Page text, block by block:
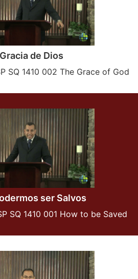
de Dios
SQ 1410 002 The Grace of God
ser Salvos
SQ 1410 001 How to be Saved